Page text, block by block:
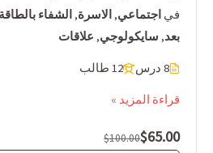
في اجتماعي, الاسرة, الشفاء بالطاقة
بعد, سايكولوجي, علاقات
8 درس 12 طالب
قراءة المزيد »
$100.00$65.00